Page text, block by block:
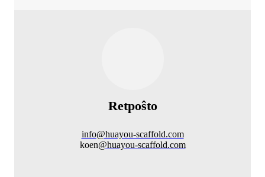
Retpoŝto
info@huayou-scaffold.com
koen@huayou-scaffold.com